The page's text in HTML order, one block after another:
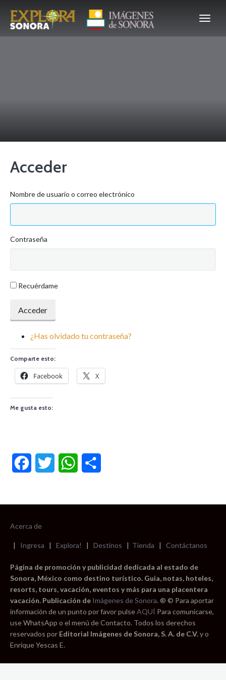
Acceder
Nombre de usuario o correo electrónico
Contraseña
Recuérdame
Acceder
¿Has olvidado tu contraseña?
Comparte esto:
Facebook X
Me gusta esto:
FacebookTwitter WhatsApp
Acerca de
| Ingresa | Explora! | Destinos | Tienda | Contáctanos
Página de promoción y publicidad dedicada al estado de
Sonora, México como destino turístico. Guia, notas, hoteles,
resorts, tours, vacación, eventos y más para una placentera
vacación. Publicación de Imágenes de Sonora. ® © Para aportar
información de un punto por favor pulseAQUÍ Para comunicarse,
use WhatsApp o el menú de Contacto. Todos los derechos
reservados por Editorial Imágenes de Sonora, S. A. de C.V.y o
Enrique Yescas E.